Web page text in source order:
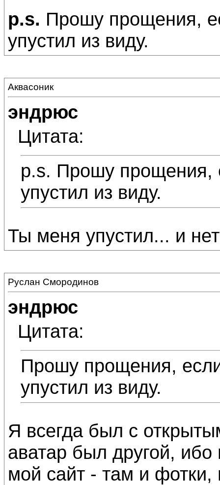
p.s. Прошу прощения,
упустил из виду.
Аквасоник
эндрюс
Цитата:
p.s. Прошу
упустил из виду.
Ты меня упустил... и
Руслан Смородинов
эндрюс
Цитата:
Прошу прощения,
упустил из виду.
Я всегда был с
аватар был другой,
мой сайт - там и фотки,